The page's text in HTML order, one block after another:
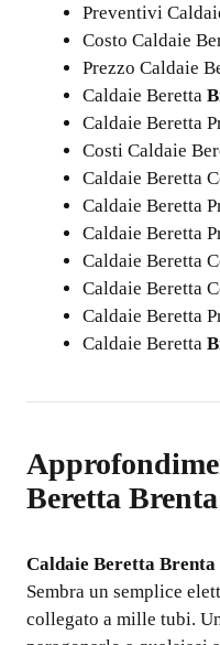
Preventivi
Costo Caldaie
Prezzo Caldaie
Caldaie Beretta
Caldaie Beretta
Costi Caldaie
Caldaie Beretta
Caldaie Beretta
Caldaie Beretta
Caldaie Beretta
Caldaie Beretta
Caldaie Beretta
Caldaie Beretta
Beretta
Caldaie Beretta
Sembra un semplice
collegato a mille tubi.